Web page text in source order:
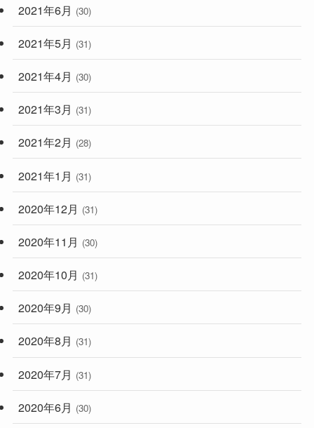
2021年6月 (30)
2021年5月 (31)
2021年4月 (30)
2021年3月 (31)
2021年2月 (28)
2021年1月 (31)
2020年12月 (31)
2020年11月 (30)
2020年10月 (31)
2020年9月 (30)
2020年8月 (31)
2020年7月 (31)
2020年6月 (30)